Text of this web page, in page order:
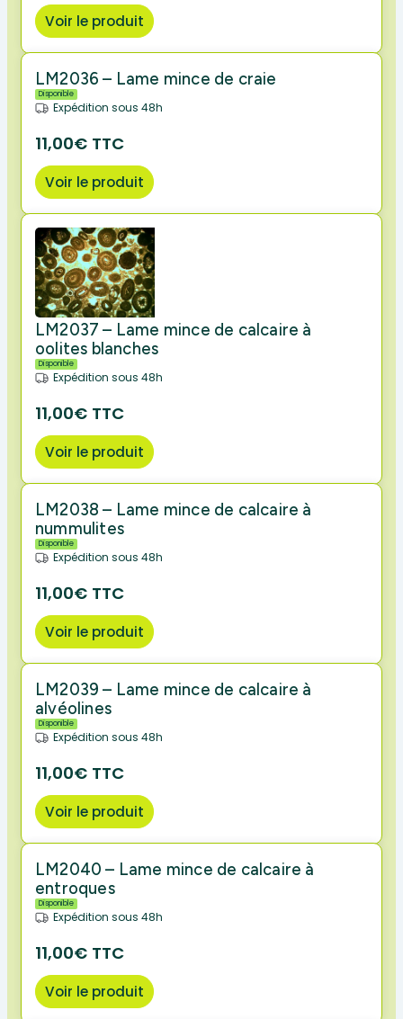
Voir le produit
LM2036 – Lame mince de craie
Disponible
Expédition sous 48h
11,00€ TTC
Voir le produit
LM2037 – Lame mince de calcaire à
oolites blanches
Disponible
Expédition sous 48h
11,00€ TTC
Voir le produit
LM2038 – Lame mince de calcaire à
nummulites
Disponible
Expédition sous 48h
11,00€ TTC
Voir le produit
LM2039 – Lame mince de calcaire à
alvéolines
Disponible
Expédition sous 48h
11,00€ TTC
Voir le produit
LM2040 – Lame mince de calcaire à
entroques
Disponible
Expédition sous 48h
11,00€ TTC
Voir le produit